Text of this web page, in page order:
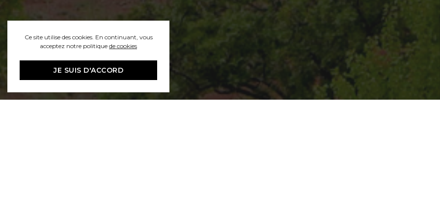
Ce site utilise des cookies. En continuant, vous
acceptez notre politique de cookies
JE SUIS D'ACCORD